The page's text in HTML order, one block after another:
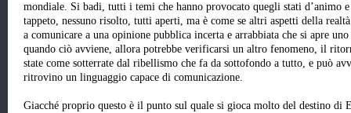
mondiale. Si badi, tutti i temi che hanno provocato quegli stati d’animo
tappeto, nessuno risolto, tutti aperti, ma è come se altri aspetti della
a comunicare a una opinione pubblica incerta e arrabbiata che si apre
quando ciò avviene, allora potrebbe verificarsi un altro fenomeno, il
state come sotterrate dal ribellismo che fa da sottofondo a tutto, e può
ritrovino un linguaggio capace di comunicazione.
Giacché proprio questo è il punto sul quale si gioca molto del destino di